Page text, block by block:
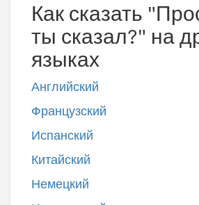
Как сказать
ты сказал?" на
языках
Английский
Французский
Испанский
Китайский
Немецкий